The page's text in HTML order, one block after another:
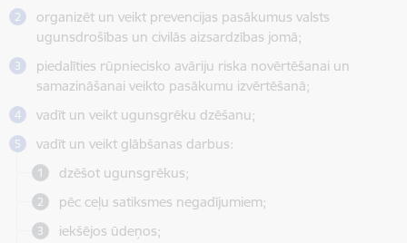
organizēt un veikt prevencijas pasākumus valsts
ugunsdrošības un civilās aizsardzības jomā;
piedalīties rūpniecisko avāriju riska novērtēšanai un
samazināšanai veikto pasākumu izvērtēšanā;
vadīt un veikt ugunsgrēku dzēšanu;
vadīt un veikt glābšanas darbus:
dzēšot ugunsgrēkus;
pēc ceļu satiksmes negadījumiem;
iekšējos ūdeņos;